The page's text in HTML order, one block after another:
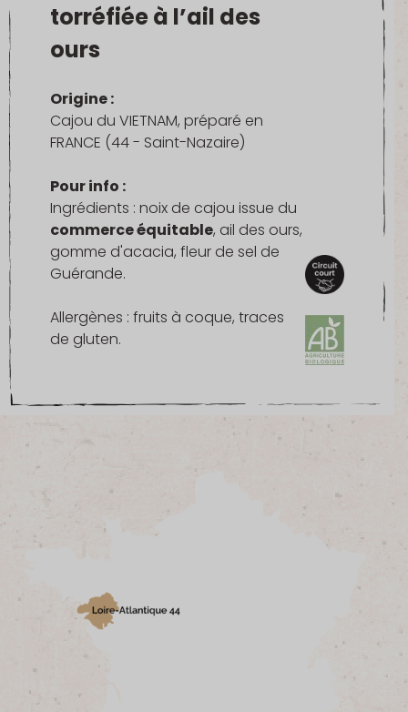
torréfiée à l’ail des
ours
Origine :
Cajou du VIETNAM, préparé en
FRANCE (44 - Saint-Nazaire)
Pour info :
Ingrédients : noix de cajou issue du
commerce équitable, ail des ours,
gomme d'acacia, fleur de sel de
Guérande.
Allergènes : fruits à coque, traces
de gluten.